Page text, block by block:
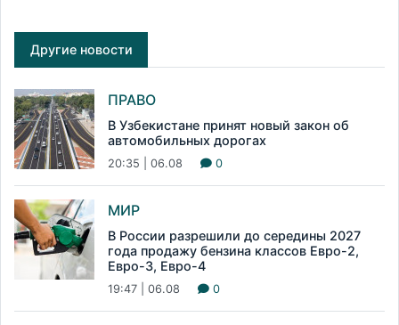
Другие новости
ПРАВО
В Узбекистане принят новый закон об
автомобильных дорогах
20:35 | 06.08 0
МИР
В России разрешили до середины 2027
года продажу бензина классов Евро-2,
Евро-3, Евро-4
19:47 | 06.08 0